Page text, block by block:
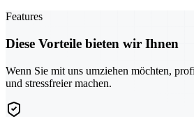
Features
Diese Vorteile bieten wir Ihnen
Wenn Sie mit uns umziehen möchten,
und stressfreier machen.